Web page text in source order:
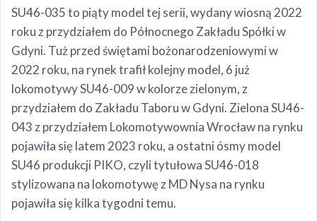
SU46-035 to piąty model tej serii, wydany wiosną 2022
roku z przydziałem do Północnego Zakładu Spółki w
Gdyni. Tuż przed świętami bożonarodzeniowymi w
2022 roku, na rynek trafił kolejny model, 6 już
lokomotywy SU46-009 w kolorze zielonym, z
przydziałem do Zakładu Taboru w Gdyni. Zielona SU46-
043 z przydziałem Lokomotywownia Wrocław na rynku
pojawiła się latem 2023 roku, a ostatni ósmy model
SU46 produkcji PIKO, czyli tytułowa SU46-018
stylizowana na lokomotywę z MD Nysa na rynku
pojawiła się kilka tygodni temu.